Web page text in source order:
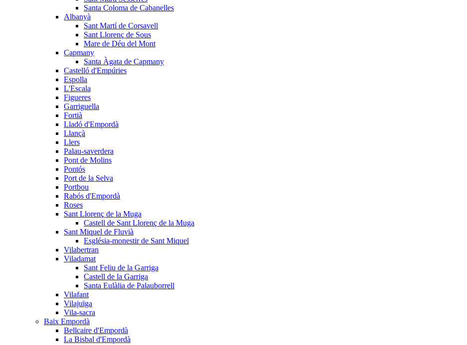
Santa Coloma de Cabanelles
Albanyà
Sant Martí de Corsavell
Sant Llorenç de Sous
Mare de Déu del Mont
Capmany
Santa Àgata de Capmany
Castelló d'Empúries
Espolla
L'Escala
Figueres
Garriguella
Fortià
Lladó d'Empordà
Llançà
Llers
Palau-saverdera
Pont de Molins
Pontós
Port de la Selva
Portbou
Rabós d'Empordà
Roses
Sant Llorenç de la Muga
Castell de Sant Llorenç de la Muga
Sant Miquel de Fluvià
Església-monestir de Sant Miquel
Vilabertran
Viladamat
Sant Feliu de la Garriga
Castell de la Garriga
Santa Eulàlia de Palauborrell
Vilafant
Vilajuïga
Vila-sacra
Baix Empordà
Bellcaire d'Empordà
La Bisbal d'Empordà